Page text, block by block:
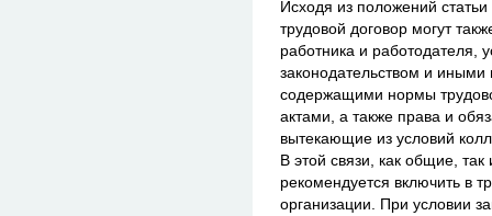
Исходя из положений
трудовой договор могут
работника и работодателя,
законодательством и
содержащими нормы
актами, а также права и
вытекающие из условий
В этой связи, как общие,
рекомендуется включить в
организации. При условии